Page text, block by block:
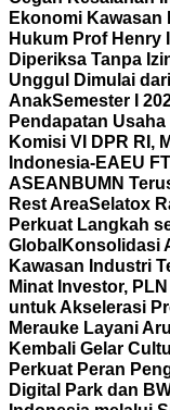
Ekonomi Kawasan
Hukum Prof Henry
Diperiksa Tanpa
Unggul Dimulai
AnakSemester I
Pendapatan
Komisi VI DPR RI,
Indonesia-EAEU
ASEAN BUMN
Rest AreaSelatox
Perkuat Langkah
Global Konsolidasi
Kawasan Industri
Minat Investor,
untuk Akselerasi
Merauke Layani
Kembali Gelar
Perkuat Peran
Digital Park dan